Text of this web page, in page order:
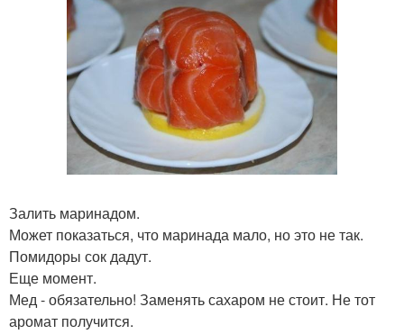
Залить маринадом.
Может показаться, что маринада мало, но это не так.
Помидоры сок дадут.
Еще момент.
Мед - обязательно! Заменять сахаром не стоит. Не тот
аромат получится.